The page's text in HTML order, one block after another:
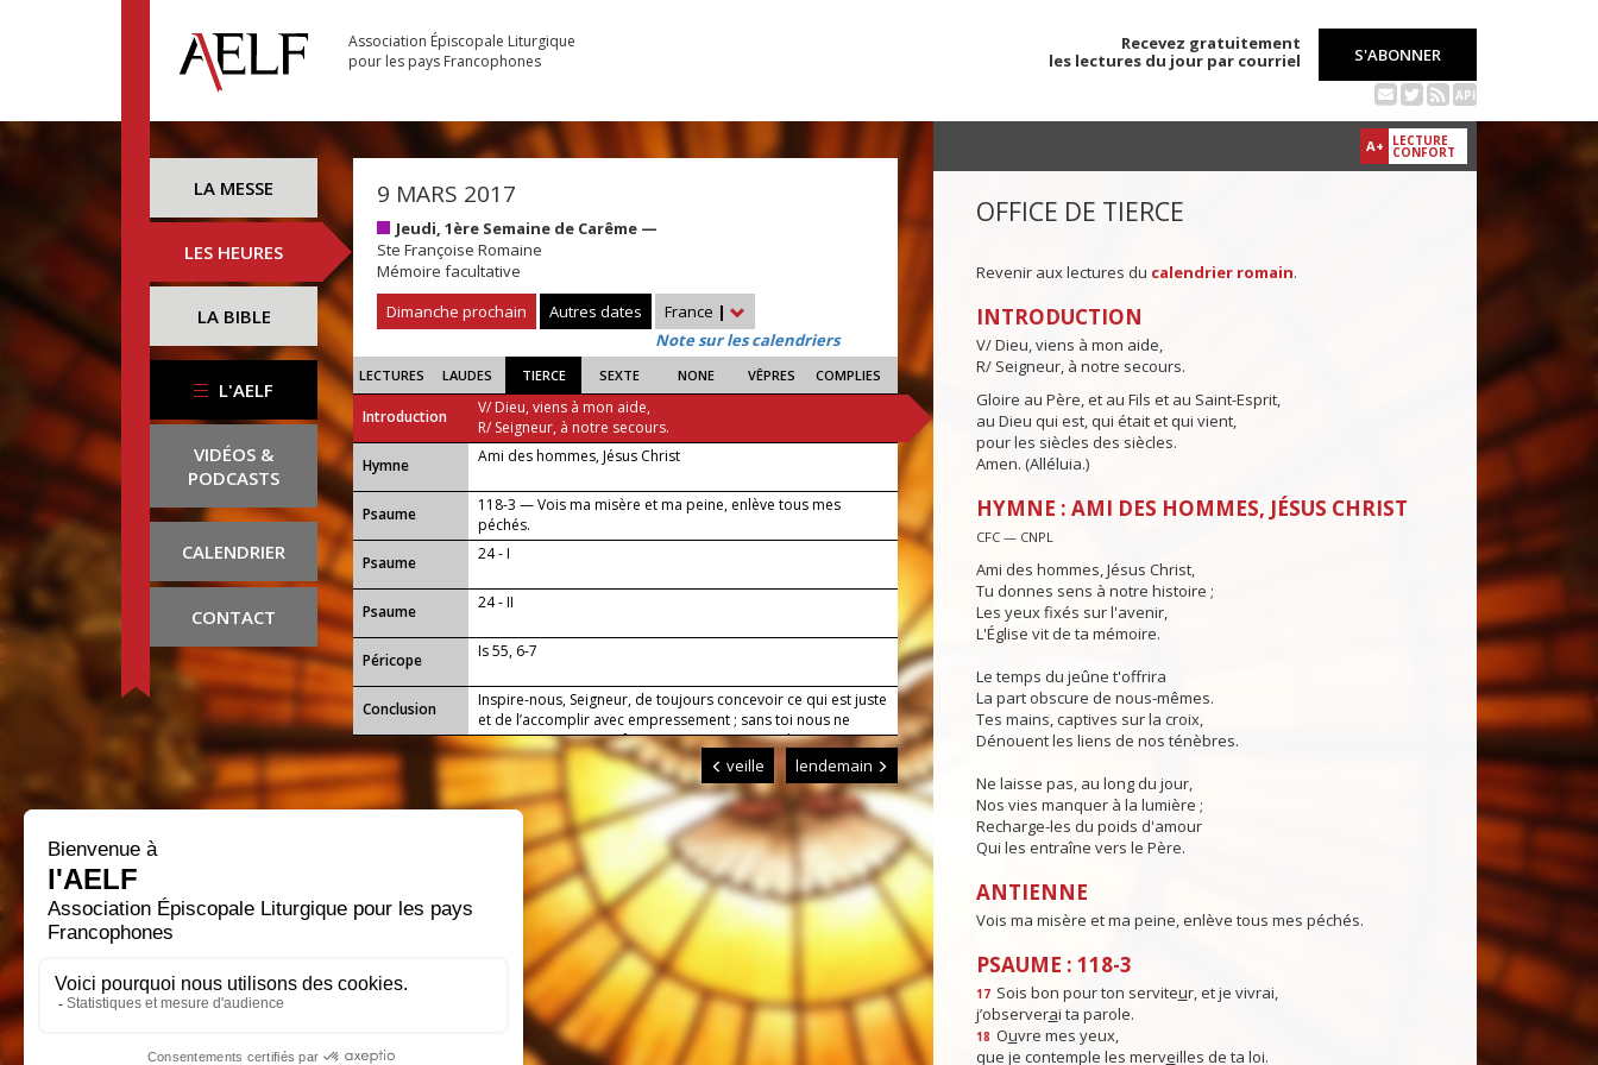
Association Épiscopale Liturgique
pour les pays Francophones
Recevez gratuitement
les lectures du jour par courriel
S'ABONNER
API
LA MESSE
LES HEURES
LA BIBLE
L'AELF
VIDÉOS &
PODCASTS
CALENDRIER
CONTACT
9 MARS 2017
Jeudi, 1ère Semaine de Carême —
Ste Françoise Romaine
Mémoire facultative
Dimanche prochain
Autres dates France |
Note sur les calendriers
LECTURES LAUDES TIERCE SEXTE NONE VÊPRES COMPLIES
Introduction
V/ Dieu, viens à mon aide,
R/ Seigneur, à notre secours.
...
Hymne Ami des hommes, Jésus Christ
Psaume
118-3 — Vois ma misère et ma peine, enlève tous mes
péchés.
Psaume
24 - I
Psaume 24 - II
Péricope Is 55, 6-7
Conclusion
Inspire-nous, Seigneur, de toujours concevoir ce qui est juste
et de l’accomplir avec empressement ; sans toi nous ne
pouvons pas exister, fais-nous vivre en accord avec toi.
veille lendemain
A+ LECTURE
CONFORT
OFFICE DE TIERCE
Revenir aux lectures du calendrier romain.
INTRODUCTION
V/ Dieu, viens à mon aide,
R/ Seigneur, à notre secours.
Gloire au Père, et au Fils et au Saint-Esprit,
au Dieu qui est, qui était et qui vient,
pour les siècles des siècles.
Amen. (Alléluia.)
HYMNE : AMI DES HOMMES, JÉSUS CHRIST
CFC — CNPL
Ami des hommes, Jésus Christ,
Tu donnes sens à notre histoire ;
Les yeux fixés sur l'avenir,
L'Église vit de ta mémoire.
Le temps du jeûne t'offrira
La part obscure de nous-mêmes.
Tes mains, captives sur la croix,
Dénouent les liens de nos ténèbres.
Ne laisse pas, au long du jour,
Nos vies manquer à la lumière ;
Recharge-les du poids d'amour
Qui les entraîne vers le Père.
ANTIENNE
Vois ma misère et ma peine, enlève tous mes péchés.
PSAUME : 118-3
17 Sois bon pour ton serviteur, et je vivrai,
j’observerai ta parole.
18 Ouvre mes yeux,
que je contemple les merveilles de ta loi.